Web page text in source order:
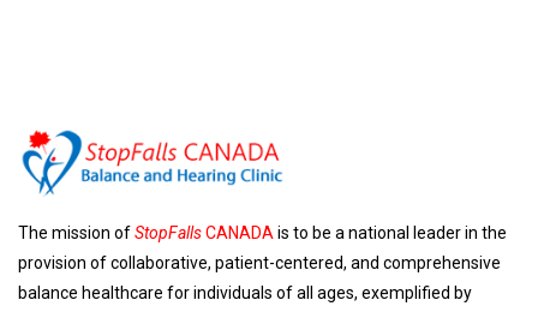
The mission ofStopFallsCANADA is to be a national leader in the
provision of collaborative, patient-centered, and comprehensive
balance healthcare for individuals of all ages, exemplified by